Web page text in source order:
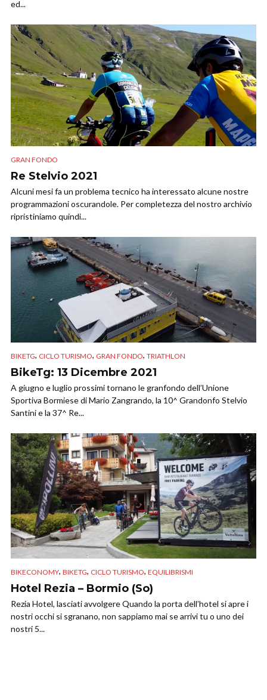
ed...
GRAN FONDO
Re Stelvio 2021
Alcuni mesi fa un problema tecnico ha interessato alcune nostre
programmazioni oscurandole. Per completezza del nostro archivio
ripristiniamo quindi...
BIKETG, CICLO TURISMO, GRAN FONDO, TRIATHLON
BikeTg: 13 Dicembre 2021
A giugno e luglio prossimi tornano le granfondo dell’Unione
Sportiva Bormiese di Mario Zangrando, la 10^ Grandonfo Stelvio
Santini e la 37^ Re...
BIKECONOMY, BIKETG, CICLO TURISMO, EQUILIBRISMI
Hotel Rezia – Bormio (So)
Rezia Hotel, lasciati avvolgere Quando la porta dell’hotel si apre i
nostri occhi si sgranano, non sappiamo mai se arrivi tu o uno dei
nostri 5...